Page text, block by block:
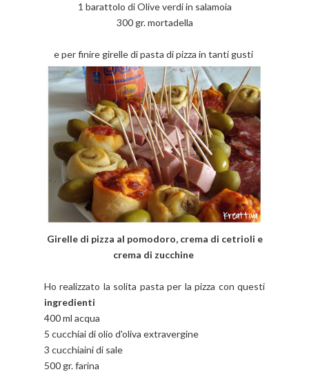
1 barattolo di Olive verdi in salamoia
300 gr. mortadella
e per finire girelle di pasta di pizza in tanti gusti
Girelle di pizza al pomodoro, crema di cetrioli e
crema di zucchine
Ho realizzato la solita pasta per la pizza con questi
ingredienti
400 ml acqua
5 cucchiai di olio d'oliva extravergine
3 cucchiaini di sale
500 gr. farina